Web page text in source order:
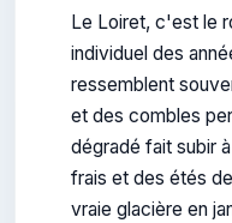
Le Loiret, c'est le
individuel des
ressemblent
et des combles
dégradé fait subir
frais et des étés
vraie glacière en